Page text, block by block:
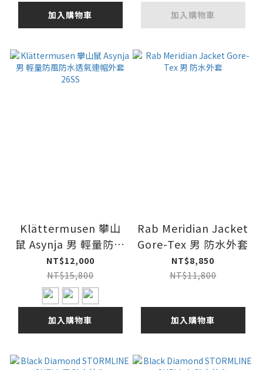
加入購物車 加入購物車
Klättermusen 攀山
鼠 Asynja 男 輕量防風
防水透氣連帽外套
26SS
NT$12,000
NT$15,800
加入購物車
Rab Meridian Jacket
Gore-Tex 男 防水外套
NT$8,850
NT$11,800
加入購物車